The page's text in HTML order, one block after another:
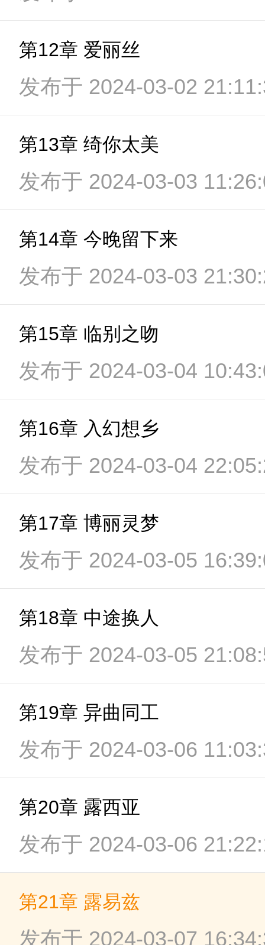
第12章 爱丽丝
发布于 2024-03-02
第13章 绮你太美
发布于 2024-03-03
第14章 今晚留下来
发布于 2024-03-03
第15章 临别之吻
发布于 2024-03-04
第16章 入幻想乡
发布于 2024-03-04
第17章 博丽灵梦
发布于 2024-03-05
第18章 中途换人
发布于 2024-03-05
第19章 异曲同工
发布于 2024-03-06
第20章 露西亚
发布于 2024-03-06
第21章 露易兹
发布于 2024-03-07